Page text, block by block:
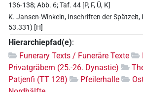
136-138; Abb. 6; Taf. 44 [P, F, Ü, K]
K. Jansen-Winkeln, Inschriften der Spätzeit,
53.331) [H]
Hierarchiepfad(e):
Funerary Texts / Funeräre Texte
Privatgräbern (25.-26. Dynastie)
Patjenfi (TT 128)
Pfeilerhalle